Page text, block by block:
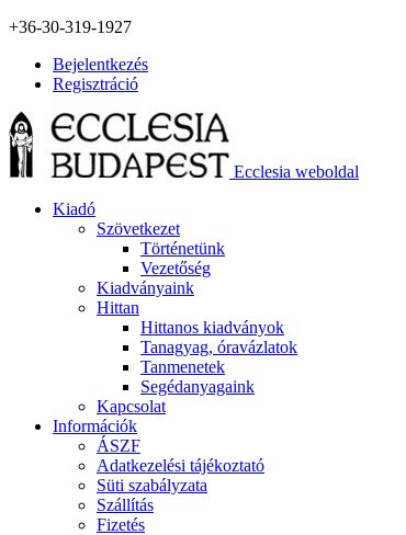
+36-30-319-1927
Bejelentkezés
Regisztráció
Ecclesia weboldal
Kiadó
Szövetkezet
Történetünk
Vezetőség
Kiadványaink
Hittan
Hittanos kiadványok
Tanagyag, óravázlatok
Tanmenetek
Segédanyagaink
Kapcsolat
Információk
ÁSZF
Adatkezelési tájékoztató
Süti szabályzata
Szállítás
Fizetés